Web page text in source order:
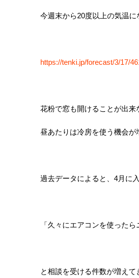
今週末から20度以上の気温に
https://tenki.jp/forecast/3/17/
花粉で窓も開けることが出来
昼あたりは冷房を使う機会が
過去データによると、4月に
「久々にエアコンを使った
と相談を受ける件数が増えて